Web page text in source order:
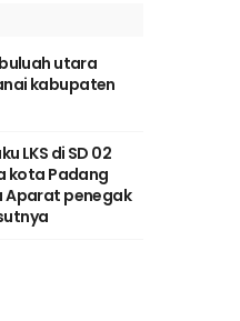
utara
kabupaten
LKS di SD 02
kota Padang
penegak